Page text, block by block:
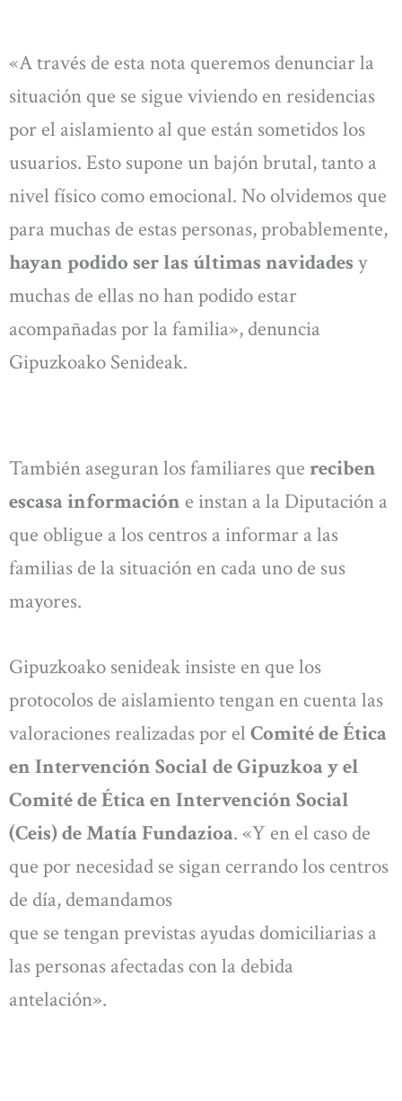
«A través de esta nota queremos denunciar la
situación que se sigue viviendo en residencias
por el aislamiento al que están sometidos los
usuarios. Esto supone un bajón brutal, tanto a
nivel físico como emocional. No olvidemos que
para muchas de estas personas, probablemente,
hayan podido ser las últimas navidades y
muchas de ellas no han podido estar
acompañadas por la familia», denuncia
Gipuzkoako Senideak.
También aseguran los familiares que reciben
escasa información e instan a la Diputación a
que obligue a los centros a informar a las
familias de la situación en cada uno de sus
mayores.
Gipuzkoako senideak insiste en que los
protocolos de aislamiento tengan en cuenta las
valoraciones realizadas por el Comité de Ética
en Intervención Social de Gipuzkoa y el
Comité de Ética en Intervención Social
(Ceis) de Matía Fundazioa. «Y en el caso de
que por necesidad se sigan cerrando los centros
de día, demandamos
que se tengan previstas ayudas domiciliarias a
las personas afectadas con la debida
antelación».